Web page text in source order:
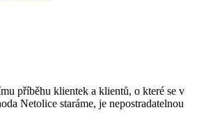
příběhu klientek a klientů, o které se v
Netolice staráme, je nepostradatelnou